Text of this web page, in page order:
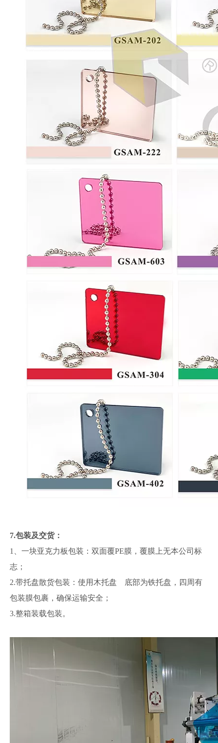
7.包装及交货：
1、一块亚克力板包装：双面覆PE膜，覆膜上无本公司标
志；
2.带托盘散货包装：使用木托盘 底部为铁托盘，四周有
包装膜包裹，确保运输安全；
3.整箱装载包装。